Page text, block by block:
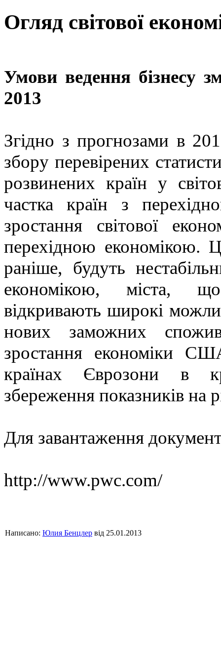
Огляд світової
Умови ведення бізнесу
2013
Згідно з прогнозами в
збору перевірених
розвинених країн у
частка країн з
зростання світової
перехідною економікою.
раніше, будуть
економікою, міста,
відкривають широкі
нових заможних
зростання економіки
країнах Єврозони в
збереження показників на
Для завантаження
http://www.pwc.com/
Написано: Юлия Бенцлер від 25.01.2013